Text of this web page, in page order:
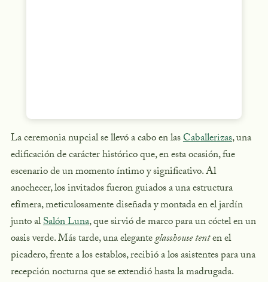
La ceremonia nupcial se llevó a cabo en lasCaballerizas, una
edificación de carácter histórico que, en esta ocasión, fue
escenario de un momento íntimo y significativo. Al
anochecer, los invitados fueron guiados a una estructura
efímera, meticulosamente diseñada y montada en el jardín
junto alSalón Luna, que sirvió de marco para un cóctel en un
oasis verde. Más tarde, una eleganteglasshouse tenten el
picadero, frente a los establos, recibió a los asistentes para una
recepción nocturna que se extendió hasta la madrugada.